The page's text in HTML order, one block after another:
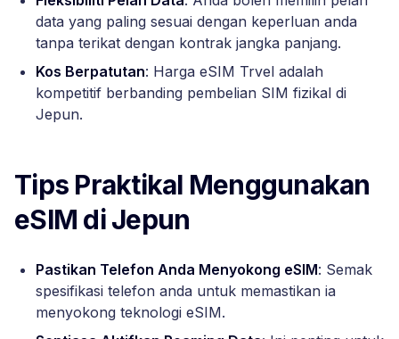
data yang paling sesuai dengan keperluan anda
tanpa terikat dengan kontrak jangka panjang.
Kos Berpatutan: Harga eSIM Trvel adalah
kompetitif berbanding pembelian SIM fizikal di
Jepun.
Tips Praktikal Menggunakan
eSIM di Jepun
Pastikan Telefon Anda Menyokong eSIM: Semak
spesifikasi telefon anda untuk memastikan ia
menyokong teknologi eSIM.